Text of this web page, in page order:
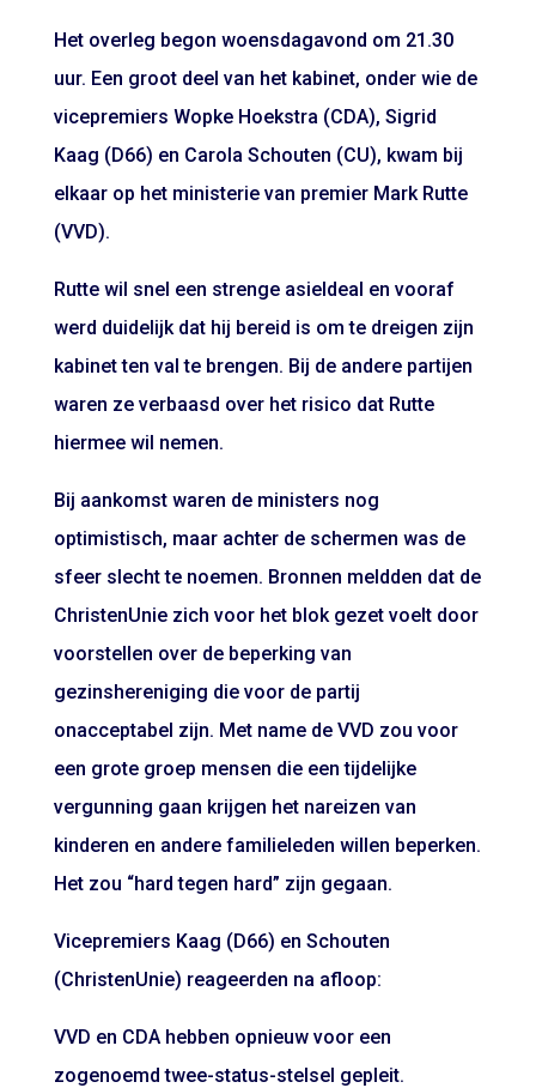
Het overleg begon woensdagavond om 21.30
uur. Een groot deel van het kabinet, onder wie de
vicepremiers Wopke Hoekstra (CDA), Sigrid
Kaag (D66) en Carola Schouten (CU), kwam bij
elkaar op het ministerie van premier Mark Rutte
(VVD).
Rutte wil snel een strenge asieldeal en vooraf
werd duidelijk dat hij bereid is om te dreigen zijn
kabinet ten val te brengen. Bij de andere partijen
waren ze verbaasd over het risico dat Rutte
hiermee wil nemen.
Bij aankomst waren de ministers nog
optimistisch, maar achter de schermen was de
sfeer slecht te noemen. Bronnen meldden dat de
ChristenUnie zich voor het blok gezet voelt door
voorstellen over de beperking van
gezinshereniging die voor de partij
onacceptabel zijn. Met name de VVD zou voor
een grote groep mensen die een tijdelijke
vergunning gaan krijgen het nareizen van
kinderen en andere familieleden willen beperken.
Het zou “hard tegen hard” zijn gegaan.
Vicepremiers Kaag (D66) en Schouten
(ChristenUnie) reageerden na afloop:
VVD en CDA hebben opnieuw voor een
zogenoemd twee-status-stelsel gepleit.